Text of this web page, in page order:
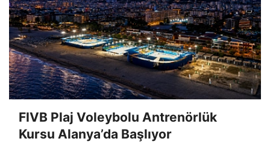
FIVB Plaj Voleybolu Antrenörlük
Kursu Alanya’da Başlıyor